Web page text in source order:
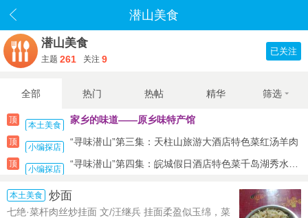
潜山美食
潜山美食
主题 261 关注 9
已关注
全部 热门 热帖 精华 筛选
顶
本土美食 家乡的味道——原乡味特产馆
顶
小编探店 “寻味潜山”第三集：天柱山旅游大酒店特色菜红汤羊肉
顶
小编探店 “寻味潜山”第四集：皖城假日酒店特色菜千岛湖秀水鱼头
本土美食 炒面
七绝·菜杆肉丝炒挂面 文/汪继兵 挂面柔盈似玉绵，菜